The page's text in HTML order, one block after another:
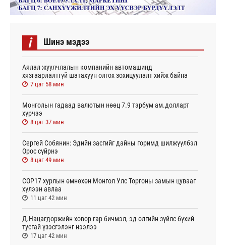
i Шинэ мэдээ
Аялал жуулчлалын компанийн автомашинд
хязгаарлалтгүй шатахуун олгох зохицуулалт хийж байна
7 цаг 58 мин
Монголын гадаад валютын нөөц 7.9 тэрбум ам.долларт
хүрчээ
8 цаг 37 мин
Сергей Собянин: Эдийн засгийг дайны горимд шилжүүлбэл
Орос сүйрнэ
8 цаг 49 мин
COP17 хурлын өмнөхөн Монгол Улс Торгоны замын цувааг
хүлээн авлаа
11 цаг 42 мин
Д.Нацагдоржийн ховор гар бичмэл, эд өлгийн зүйлс бүхий
тусгай үзэсгэлэнг нээлээ
17 цаг 42 мин